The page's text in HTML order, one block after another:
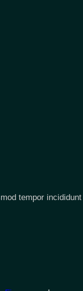
tempor incididunt